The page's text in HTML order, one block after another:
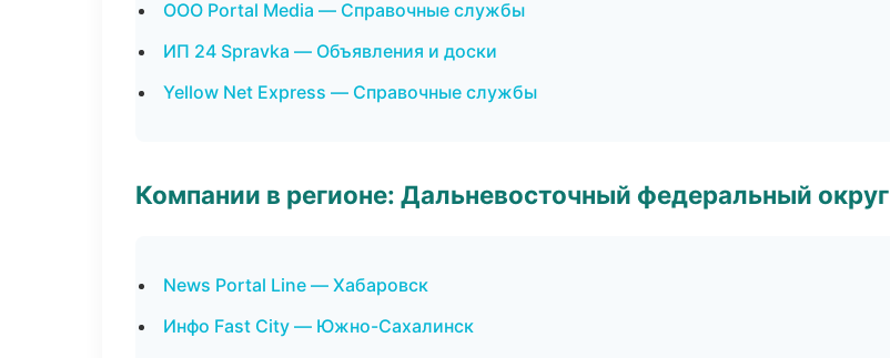
ООО Portal Media — Справочные службы
ИП 24 Spravka — Объявления и доски
Yellow Net Express — Справочные службы
Компании в регионе: Дальневосточный федеральный округ
News Portal Line — Хабаровск
Инфо Fast City — Южно-Сахалинск